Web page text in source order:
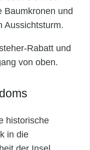
Baumkronen und
Aussichtsturm.
Rabatt und
von oben.
historische
in die